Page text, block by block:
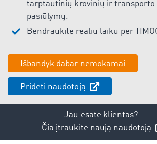
tarptautinių krovinių ir transporto
pasiūlymų.
Bendraukite realiu laiku per
Išbandyk dabar nemokamai
Pridėti naudotoją
Jau esate klientas?
Čia įtraukite naują naudotoją